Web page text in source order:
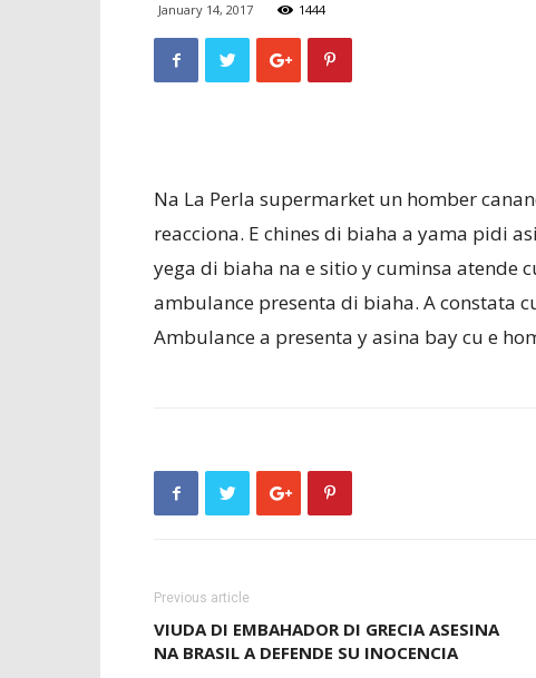
January 14, 2017 1444
Na La Perla supermarket un homber
reacciona. E chines di biaha a yama pidi
yega di biaha na e sitio y cuminsa atende
ambulance presenta di biaha. A constata
Ambulance a presenta y asina bay cu e
Previous article
VIUDA DI EMBAHADOR DI GRECIA ASESINA
NA BRASIL A DEFENDE SU INOCENCIA